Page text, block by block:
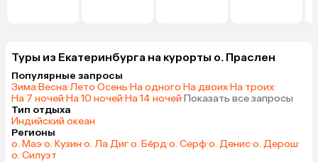
Туры из Екатеринбурга на курорты о. Праслен
Популярные запросы
Зима·Весна·Лето·Осень·На одного·На двоих·На троих·
На 7 ночей·На 10 ночей·На 14 ночей·Показать все запросы
Тип отдыха
Индийский океан
Регионы
о. Маэ·о. Кузин·о. Ла Диг·о. Бёрд·о. Серф·о. Денис·о. Дерош·
о. Силуэт